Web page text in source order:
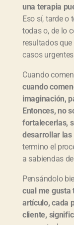
una terapia
Eso sí, tarde o
todas o, de lo
resultados
casos
Cuando
cuando
imaginación,
Entonces, no
fortalecerlas,
desarrollar las
termino el
a sabiendas
Pensándolo
cual me gusta
artículo, cada
cliente,